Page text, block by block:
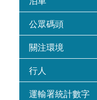
公眾碼頭
關注環境
行人
運輸署統計數字